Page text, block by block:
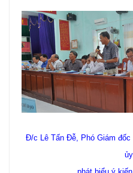
Đ/c Lê Tấn Đễ, Phó Giám